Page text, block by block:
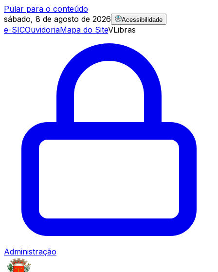
Pular para o conteúdo
sábado, 8 de agosto de 2026
Acessibilidade
e-SICOuvidoriaMapa do SiteVLibras
Administração